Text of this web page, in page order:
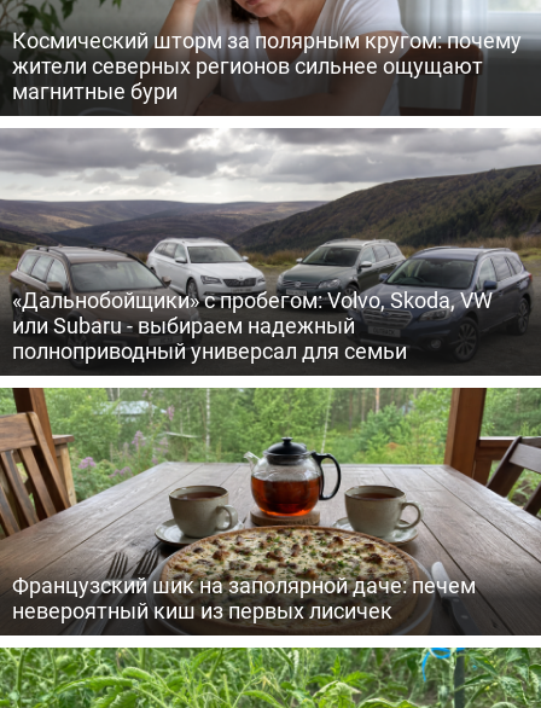
Космический шторм за полярным кругом: почему
жители северных регионов сильнее ощущают
магнитные бури
«Дальнобойщики» с пробегом: Volvo, Skoda, VW
или Subaru - выбираем надежный
полноприводный универсал для семьи
Французский шик на заполярной даче: печем
невероятный киш из первых лисичек